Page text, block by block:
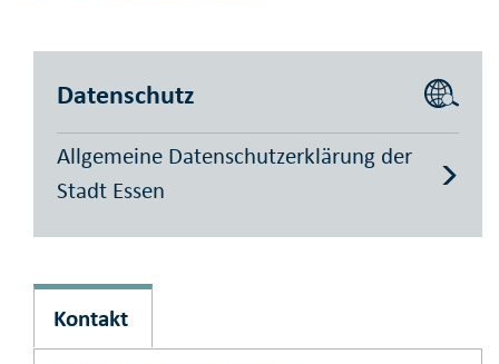
Datenschutz
Allgemeine Datenschutzerklärung der
Stadt Essen
Kontakt